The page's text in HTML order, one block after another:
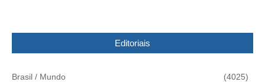
Editoriais
Brasil / Mundo (4025)